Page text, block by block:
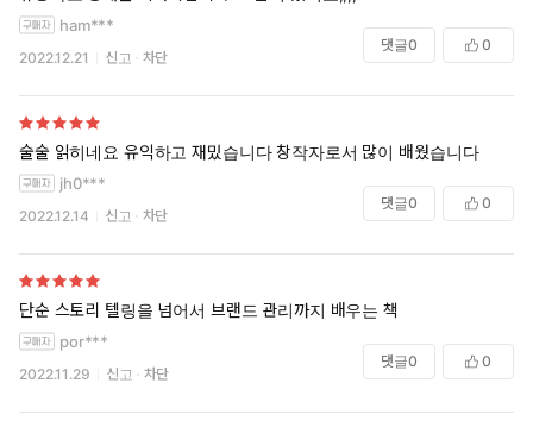
작은 결정이든 모든 결정은 우뇌에서 이루어지는데, 이 우뇌에서 바로 감
정이 시작된다. 그런 다음 자신이 좋은 선택을 했는지 아닌지 가늠하며 합
리화하게 된다. 이 합리화 과정은 좌뇌에서 이루어진다. 그래서 제품이든
사이에 개인적 유대감이 형성된다. 영화 《포레스트 검프》에서 버스 정
류장 옆자리에 앉은 타인에게 인생을 바꾼 사건들을 이야기하는 톰 행크
스도 그랬고 직원들에게 애플 이야기를 하며 영감을 주었던 스티브 잡스
도 그랬듯이, 스토리텔링에는 한 개인 또는 하나의 기업과 유대감을 형성
은 그 스토리를 듣는 사람들이 무언가 결정을 내리는 데 영감을 주는 최고
의 방법이다.
픽사 스토리텔링 | 매튜 룬, 박여진 저
#픽사스토리텔링 #매튜룬 #현대지성 #고객의마음을사로잡는9가지스토
리법칙 #독서 #책읽기 #북스타그램
ham***
2022.12.21 신고 차단
댓글0 0
술술 읽히네요 유익하고 재밌습니다 창작자로서 많이 배웠습니다
jh0***
2022.12.14 신고 차단
댓글0 0
단순 스토리 텔링을 넘어서 브랜드 관리까지 배우는 책
por***
2022.11.29 신고 차단
댓글0 0